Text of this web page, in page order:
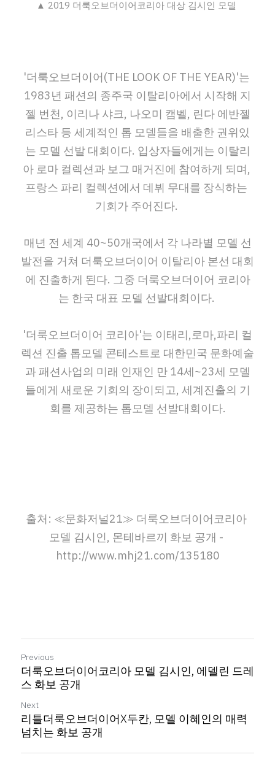
▲ 2019 더룩오브더이어코리아 대상 김시인 모델
'더룩오브더이어(THE LOOK OF THE YEAR)'는
1983년 패션의 종주국 이탈리아에서 시작해 지
젤 번천, 이리나 샤크, 나오미 캠벨, 린다 에반젤
리스타 등 세계적인 톱 모델들을 배출한 권위있
는 모델 선발 대회이다. 입상자들에게는 이탈리
아 로마 컬렉션과 보그 매거진에 참여하게 되며,
프랑스 파리 컬렉션에서 데뷔 무대를 장식하는
기회가 주어진다.
매년 전 세계 40~50개국에서 각 나라별 모델 선
발전을 거쳐 더룩오브더이어 이탈리아 본선 대회
에 진출하게 된다. 그중 더룩오브더이어 코리아
는 한국 대표 모델 선발대회이다.
'더룩오브더이어 코리아'는 이태리,로마,파리 컬
렉션 진출 톱모델 콘테스트로 대한민국 문화예술
과 패션사업의 미래 인재인 만 14세~23세 모델
들에게 새로운 기회의 장이되고, 세계진출의 기
회를 제공하는 톱모델 선발대회이다.
출처: ≪문화저널21≫ 더룩오브더이어코리아
모델 김시인, 몬테바르끼 화보 공개
http://www.mhj21.com/135180
Previous
더룩오브더이어코리아 모델 김시인, 에델린 드레
스 화보 공개
Next
리틀더룩오브더이어X두칸, 모델 이혜인의 매력
넘치는 화보 공개